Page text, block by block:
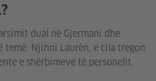
dual në Gjermani dhe
Njihni Laurën, e cila tregon
e shërbimeve të personelit.